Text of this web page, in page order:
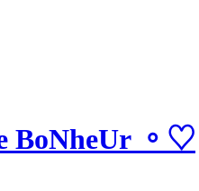
BoNheUr 。♡